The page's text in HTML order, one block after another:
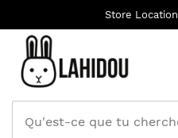
Store Location